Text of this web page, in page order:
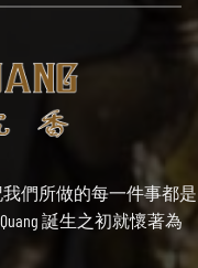
我們所做的每一件事都是
誕生之初就懷著為